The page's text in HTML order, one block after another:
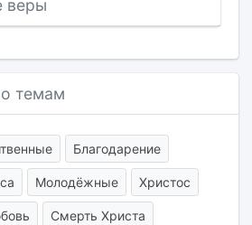
веры
темам
Благодарение
Молодёжные Христос
Смерть Христа